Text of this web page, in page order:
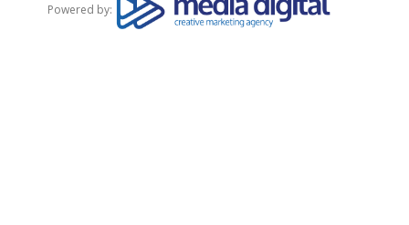
Powered by: